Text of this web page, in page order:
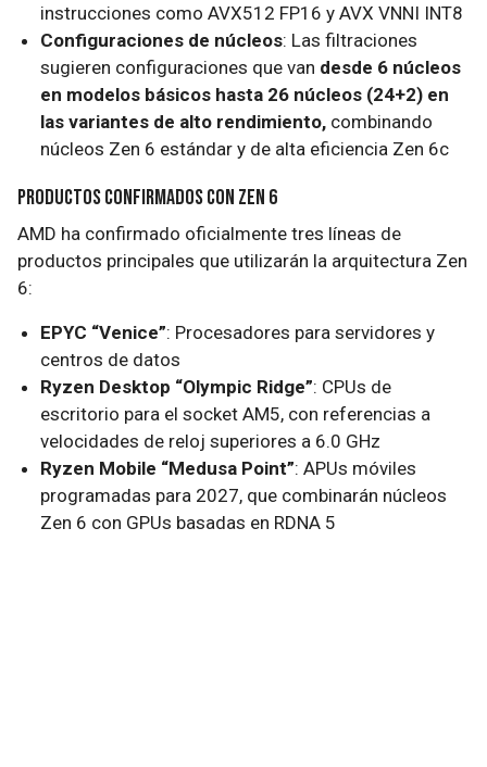
instrucciones como AVX512 FP16 y AVX VNNI INT8
Configuraciones de núcleos: Las filtraciones
sugieren configuraciones que van desde 6 núcleos
en modelos básicos hasta 26 núcleos (24+2) en
las variantes de alto rendimiento, combinando
núcleos Zen 6 estándar y de alta eficiencia Zen 6c
Productos confirmados con Zen 6
AMD ha confirmado oficialmente tres líneas de
productos principales que utilizarán la arquitectura Zen
6:
EPYC “Venice”: Procesadores para servidores y
centros de datos
Ryzen Desktop “Olympic Ridge”: CPUs de
escritorio para el socket AM5, con referencias a
velocidades de reloj superiores a 6.0 GHz
Ryzen Mobile “Medusa Point”: APUs móviles
programadas para 2027, que combinarán núcleos
Zen 6 con GPUs basadas en RDNA 5